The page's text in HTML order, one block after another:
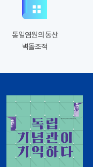
통일염원의 동산
벽돌조적